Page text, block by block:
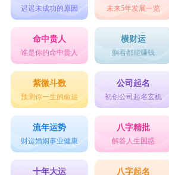
迟迟未成功的原因 未来5年发展一览
命中贵人
谁是你的命中贵人
横财运
躺着都能赚钱
紫微斗数
预测你一生的命运
公司起名
初创公司起名玄机
流年运势
财运婚姻事业健康
八字精批
解答人生困惑
十年大运 八字起名